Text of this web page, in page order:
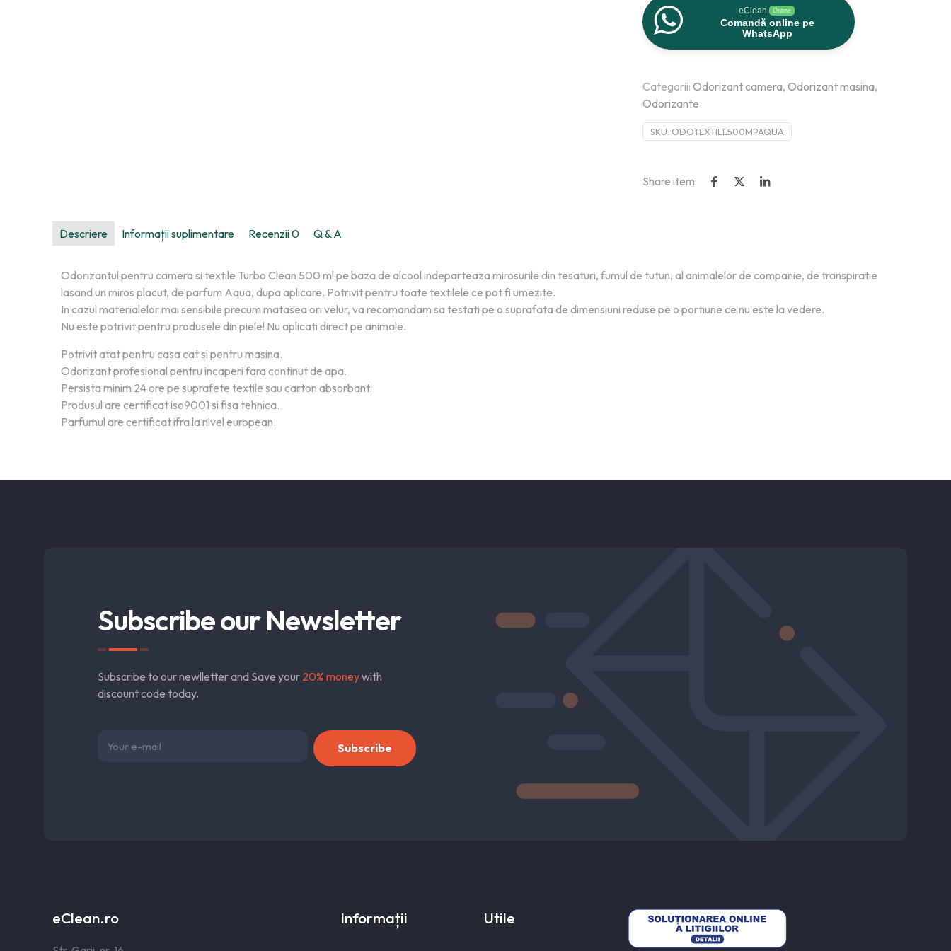
eClean Online
Comandă online pe
WhatsApp
Categorii: Odorizant camera, Odorizant masina,
Odorizante
SKU: ODOTEXTILE500MPAQUA
Share item:
Descriere Informații suplimentare Recenzii0 Q & A
Odorizantul pentru camera si textile Turbo Clean 500 ml pe baza de alcool indeparteaza mirosurile din tesaturi, fumul de tutun, al animalelor de companie, de transpiratie
lasand un miros placut, de parfum Aqua, dupa aplicare. Potrivit pentru toate textilele ce pot fi umezite.
In cazul materialelor mai sensibile precum matasea ori velur, va recomandam sa testati pe o suprafata de dimensiuni reduse pe o portiune ce nu este la vedere.
Nu este potrivit pentru produsele din piele! Nu aplicati direct pe animale.
Potrivit atat pentru casa cat si pentru masina.
Odorizant profesional pentru incaperi fara continut de apa.
Persista minim 24 ore pe suprafete textile sau carton absorbant.
Produsul are certificat iso9001 si fisa tehnica.
Parfumul are certificat ifra la nivel european.
Subscribe our Newsletter
Subscribe to our newlletter and Save your 20% moneywith
discount code today.
eClean.ro Informații Utile